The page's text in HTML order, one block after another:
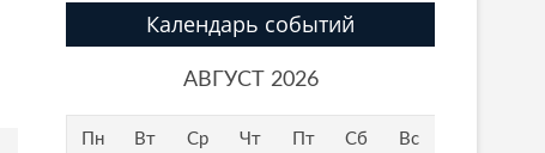
Календарь событий
АВГУСТ 2026
Пн Вт Ср Чт Пт Сб Вс